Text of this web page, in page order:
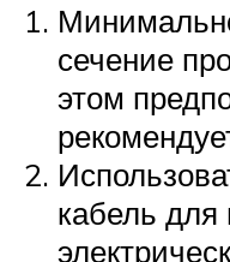
сечение
этом
кабель